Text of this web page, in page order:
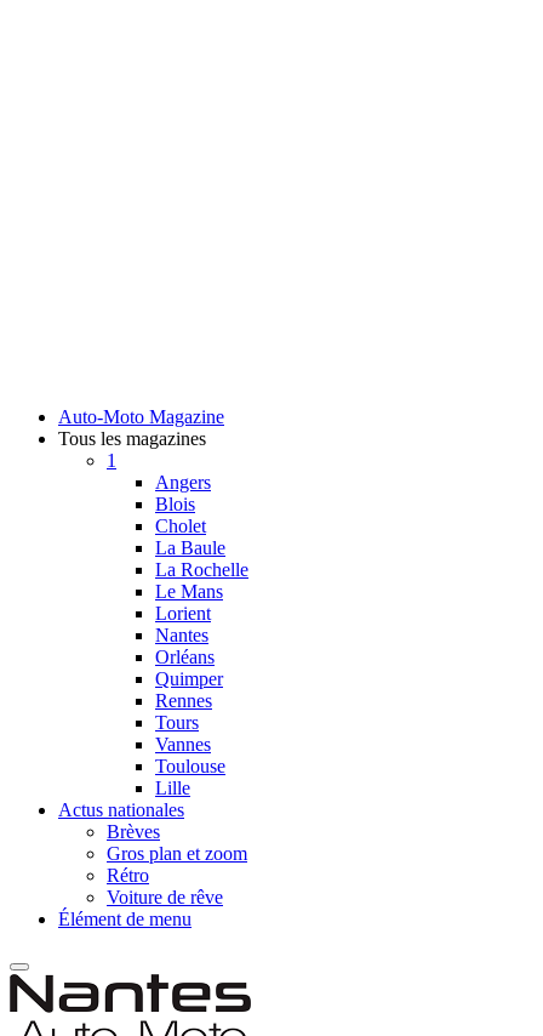
Auto-Moto Magazine
Tous les magazines
1
Angers
Blois
Cholet
La Baule
La Rochelle
Le Mans
Lorient
Nantes
Orléans
Quimper
Rennes
Tours
Vannes
Toulouse
Lille
Actus nationales
Brèves
Gros plan et zoom
Rétro
Voiture de rêve
Élément de menu